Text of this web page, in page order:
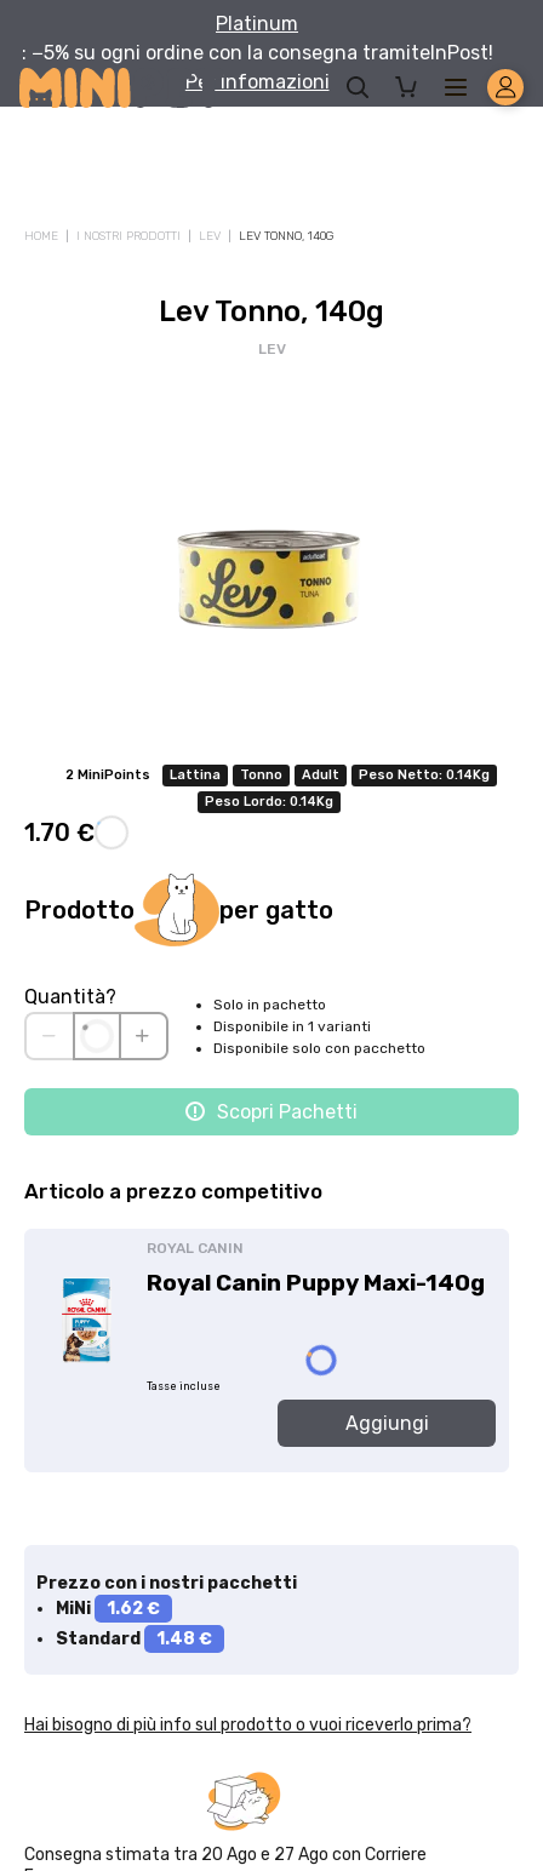
Platinum
: −5% su ogni ordine con la consegna tramiteInPost!
Per infomazioni
HOME I NOSTRI PRODOTTI LEV LEV TONNO, 140G
Lev Tonno, 140g
LEV
2 MiniPoints Lattina Tonno Adult
Peso Netto: 0.14Kg
Peso Lordo: 0.14Kg
1.70 €
Prodotto per gatto
Quantità?
Solo in pachetto
Disponibile in 1 varianti
Disponibile solo con pacchetto
Scopri Pachetti
Articolo a prezzo competitivo
ROYAL CANIN
Royal Canin Puppy Maxi-140g
Tasse incluse
Aggiungi
Prezzo con i nostri pacchetti
MiNi
1.62 €
Standard
1.48 €
Hai bisogno di più info sul prodotto o vuoi riceverlo prima?
Consegna stimata tra 20 Ago e 27 Ago con Corriere